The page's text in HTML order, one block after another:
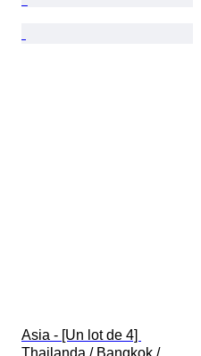
Asia - [Un lot de 4]